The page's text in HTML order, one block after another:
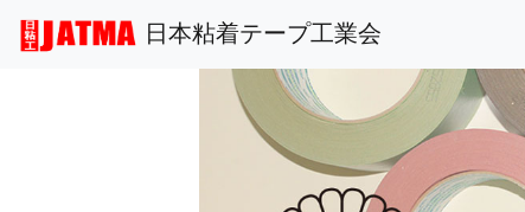
日本粘着テープ工業会